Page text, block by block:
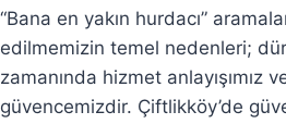
“Bana en yakın hurdacı”
edilmemizin temel nedenleri;
zamanında hizmet anlayışımız
güvencemizdir. Çiftlikköy’de